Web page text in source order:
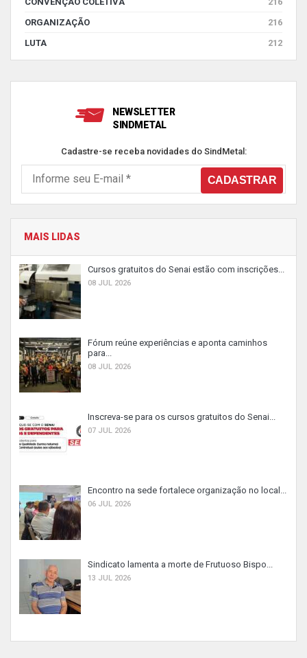
ORGANIZAÇÃO
216
LUTA
212
NEWSLETTER
SINDMETAL
Cadastre-se receba novidades do SindMetal:
MAIS LIDAS
Cursos gratuitos do Senai estão com inscrições...
08 JUL 2026
Fórum reúne experiências e aponta caminhos
para...
08 JUL 2026
Inscreva-se para os cursos gratuitos do Senai...
07 JUL 2026
Encontro na sede fortalece organização no local...
06 JUL 2026
Sindicato lamenta a morte de Frutuoso Bispo...
13 JUL 2026